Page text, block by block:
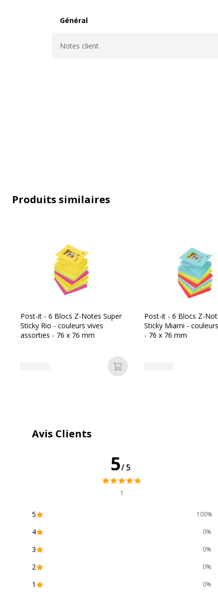
Général
Notes client
Produits similaires
Post-it - 6 Blocs Z-Notes Super
Sticky Rio - couleurs vives
assorties - 76 x 76 mm
Ajouter au panier
Post-it - 6 Blocs Z-
Sticky Miami -
- 76 x 76 mm
Avis Clients
5/5
1
5 100%
4 0%
3 0%
2 0%
1 0%